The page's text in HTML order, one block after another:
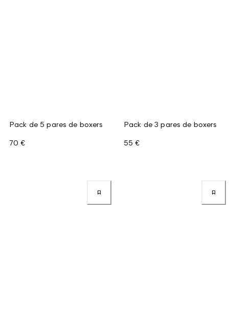
Pack de 5 pares de boxers
70 €
Pack de 3 pares de boxers
55 €